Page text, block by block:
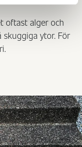
oftast alger och
skuggiga ytor. För